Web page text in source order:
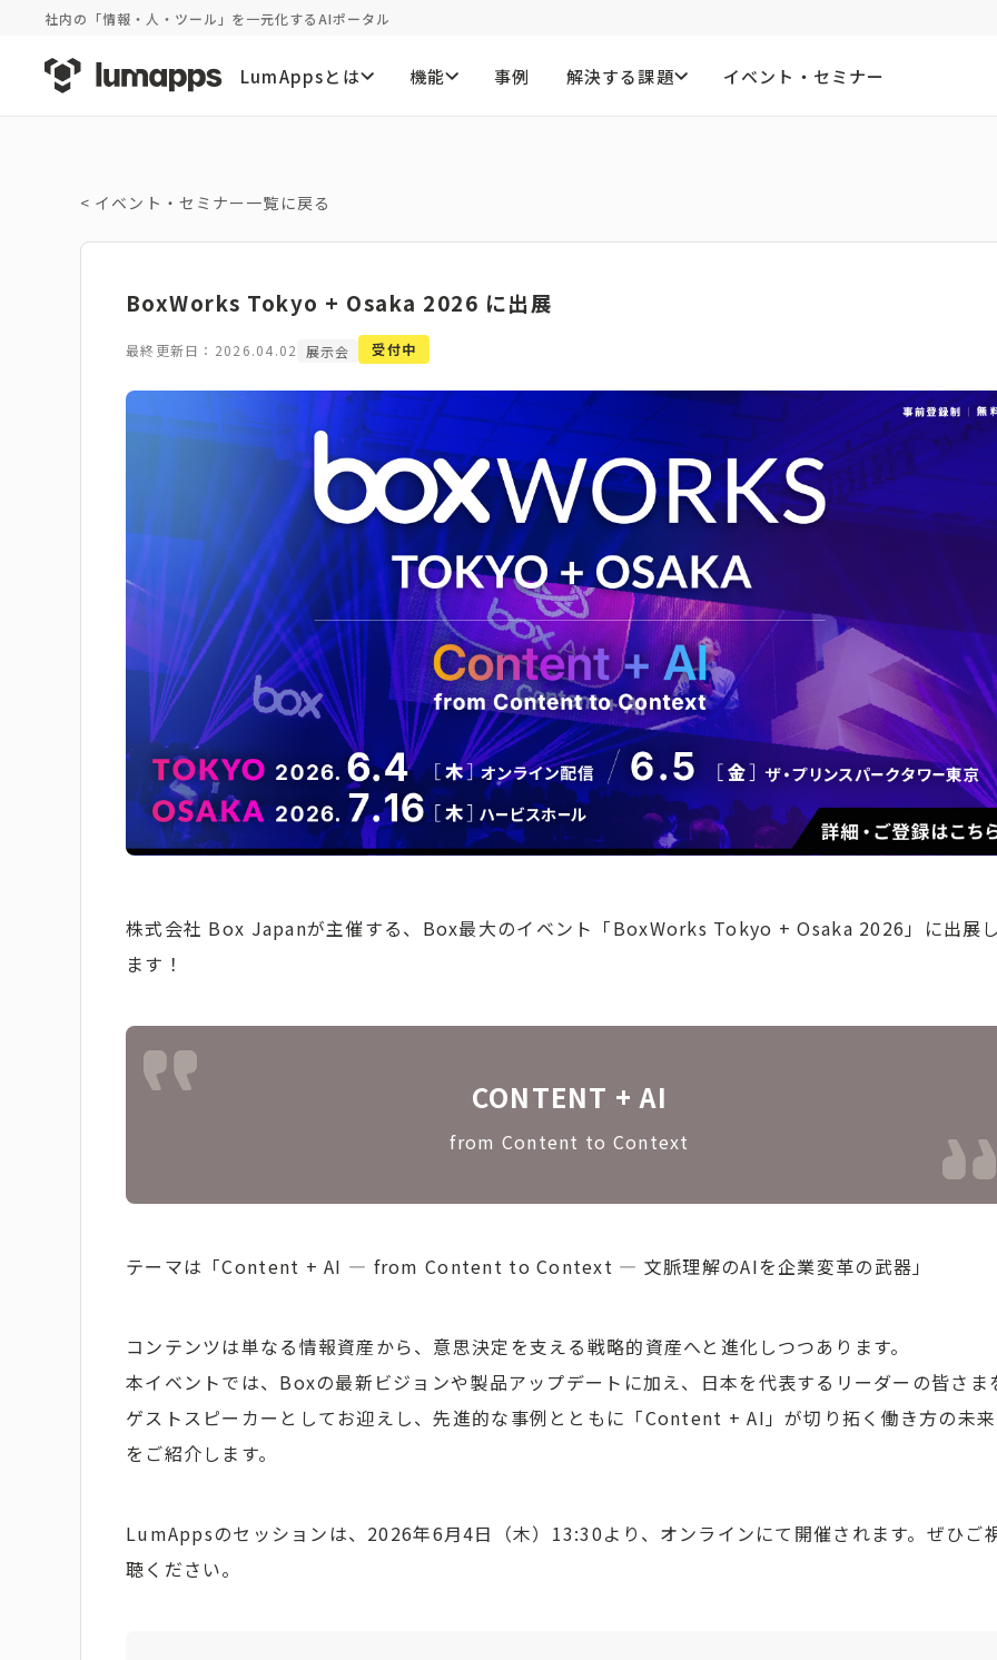
社内の「情報・人・ツール」を一元化するAIポータル
LumAppsとは 機能 事例 解決する課題 イベント・セミナー
< イベント・セミナー一覧に戻る
BoxWorks Tokyo + Osaka 2026 に出展
最終更新日：2026.04.02 展示会 受付中
株式会社 Box Japanが主催する、Box最大のイベント「BoxWorks Tokyo + Osaka 2026」に出展
ます！
CONTENT + AI
from Content to Context
テーマは「Content + AI ― from Content to Context ― 文脈理解のAIを企業変革の武器」
コンテンツは単なる情報資産から、意思決定を支える戦略的資産へと進化しつつあります。
本イベントでは、Boxの最新ビジョンや製品アップデートに加え、日本を代表するリーダーの皆さま
ゲストスピーカーとしてお迎えし、先進的な事例とともに「Content + AI」が切り拓く働き方の未来
をご紹介します。
LumAppsのセッションは、2026年6月4日（木）13:30より、オンラインにて開催されます。ぜひご
聴ください。